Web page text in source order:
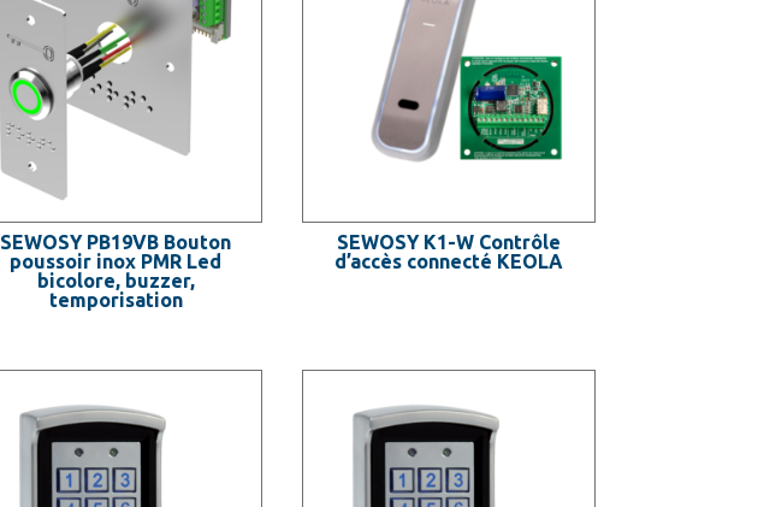
SEWOSY PB19VB Bouton
poussoir inox PMR Led
bicolore, buzzer,
temporisation
SEWOSY K1-W Contrôle
d’accès connecté KEOLA